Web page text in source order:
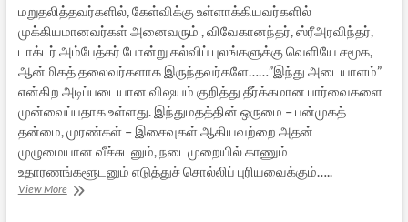
மறுதலித்தவர்களில், கேள்விக்கு உள்ளாக்கியவர்களில்
முக்கியமானவர்கள் அனைவரும் , விவேகானந்தர், ஸ்ரீஅரவிந்தர்,
டாக்டர் அம்பேத்கர் போன்று கல்விப் புலங்களுக்கு வெளியே சமூக,
ஆன்மிகத் தலைவர்களாக இருந்தவர்களே……”இந்து அடையாளம்”
என்கிற அடிப்படையான விஷயம் குறித்து தீர்க்கமான பார்வைகளை
முன்வைப்பதாக உள்ளது. இந்துமதத்தின் ஒருமை – பன்முகத்
தன்மை, முரண்கள் – இசைவுகள் ஆகியவற்றை அதன்
முழுமையான வீச்சுடனும், நடைமுறையில் காணும்
உதாரணங்களூடனும் எடுத்துச் சொல்லிப் புரியவைக்கும்…..
View Moreஇந்துமதம்